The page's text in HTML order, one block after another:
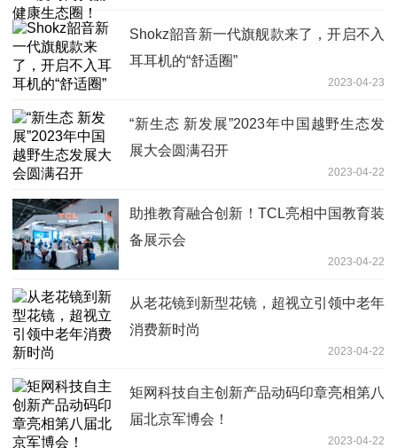
Shokz韶音新一代旗舰款来了，开启不入
耳耳机的“舒适圈”
2023-04-23
“新生态 新发展”2023年中国越野生态发
展大会圆满召开
2023-04-22
助推教育融合创新！TCL亮相中国教育装
备展示会
2023-04-22
从老花镜到新型花镜，超视立引领中老年
消费新时尚
2023-04-22
矩网科技自主创新产品动码印章亮相第八
届北京军博会！
2023-04-22